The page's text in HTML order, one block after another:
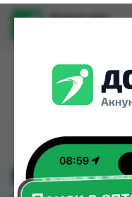
Доруи ман
ВИТРУМ